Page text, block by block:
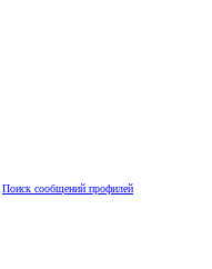
Поиск сообщений профилей